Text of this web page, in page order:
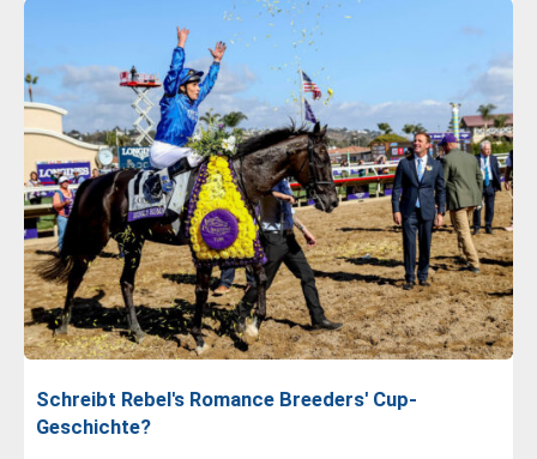
Schreibt Rebel's Romance Breeders' Cup-
Geschichte?